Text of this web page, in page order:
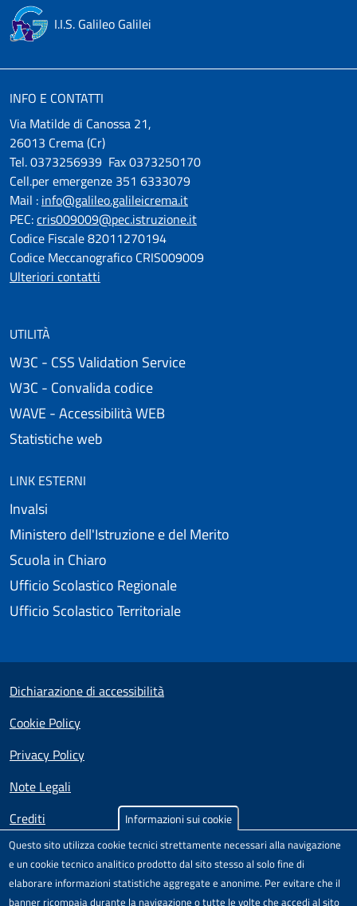
Informazioni sui cookie
Questo sito utilizza cookie tecnici strettamente necessari alla navigazione
e un cookie tecnico analitico prodotto dal sito stesso al solo fine di
elaborare informazioni statistiche aggregate e anonime. Per evitare che il
banner ricompaia durante la navigazione o tutte le volte che accedi al sito
I.I.S. Galileo Galilei
INFO E CONTATTI
Via Matilde di Canossa 21,
26013 Crema (Cr)
Tel. 0373256939 Fax 0373250170
Cell.per emergenze 351 6333079
Mail : info@galileo.galileicrema.it
PEC:cris009009@pec.istruzione.it
Codice Fiscale 82011270194
Codice Meccanografico CRIS009009
Ulteriori contatti
UTILITÀ
W3C - CSS Validation Service
W3C - Convalida codice
WAVE - Accessibilità WEB
Statistiche web
LINK ESTERNI
Invalsi
Ministero dell'Istruzione e del Merito
Scuola in Chiaro
Ufficio Scolastico Regionale
Ufficio Scolastico Territoriale
Small prints
Useful links section
Dichiarazione di accessibilità
Cookie Policy
Privacy Policy
Note Legali
Crediti
TestSito realizzato e distribuito daPorte Aperte sul Web
Comunità di pratica per l'accessibilità dei siti scolastici,
nell'ambito del Progetto "Un CMS per la scuola" .